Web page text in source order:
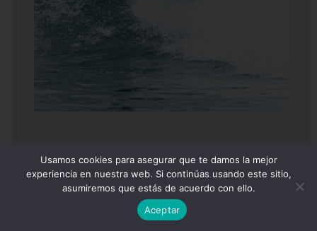
VER TODOS
Usamos cookies para asegurar que te damos la mejor
experiencia en nuestra web. Si continúas usando este sitio,
asumiremos que estás de acuerdo con ello.
Aceptar
Escríbenos y te ayudamos